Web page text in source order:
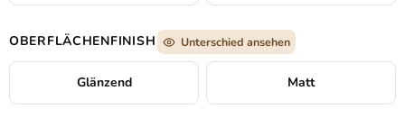
OBERFLÄCHENFINISH Unterschied ansehen
Glänzend Matt